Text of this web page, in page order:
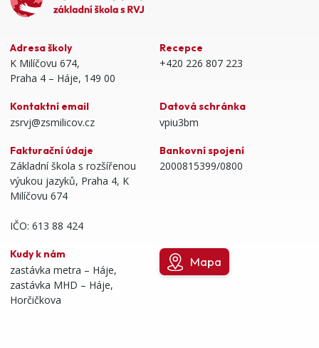
Adresa školy
K Milíčovu 674,
Praha 4 – Háje, 149 00
Recepce
+420 226 807 223
Kontaktní email
zsrvj@zsmilicov.cz
Datová schránka
vpiu3bm
Fakturační údaje
Základní škola s rozšířenou
výukou jazyků, Praha 4, K
Milíčovu 674
IČO: 613 88 424
Bankovní spojení
2000815399/0800
Kudy k nám
zastávka metra – Háje,
zastávka MHD – Háje,
Horčičkova
Mapa